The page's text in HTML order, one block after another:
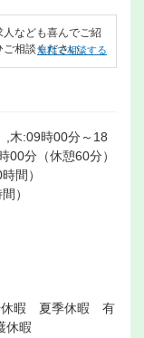
人なども喜んでご紹
相談ください。
無料で相談する
,木:09時00分～18
00分（休憩60分）
間）
）
休暇 夏季休暇 有
暇